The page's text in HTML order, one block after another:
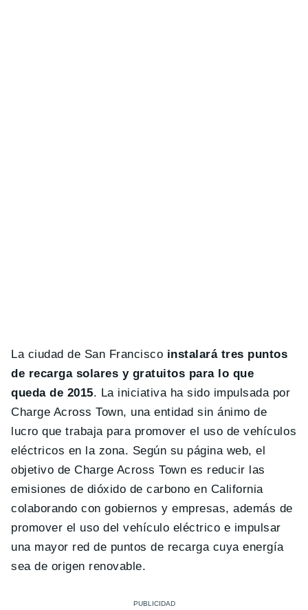
La ciudad de San Francisco instalará tres puntos
de recarga solares y gratuitos para lo que
queda de 2015. La iniciativa ha sido impulsada por
Charge Across Town, una entidad sin ánimo de
lucro que trabaja para promover el uso de vehículos
eléctricos en la zona. Según su página web, el
objetivo de Charge Across Town es reducir las
emisiones de dióxido de carbono en California
colaborando con gobiernos y empresas, además de
promover el uso del vehículo eléctrico e impulsar
una mayor red de puntos de recarga cuya energía
sea de origen renovable.